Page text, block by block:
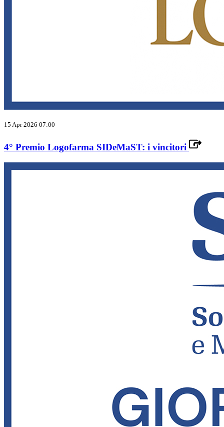
15 Apr 2026 07:00
4° Premio Logofarma SIDeMaST: i vincitori